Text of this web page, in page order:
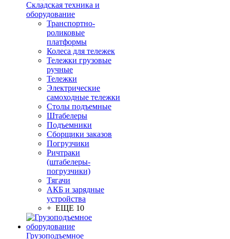
Складская техника и
оборудование
Транспортно-
роликовые
платформы
Колеса для тележек
Тележки грузовые
ручные
Тележки
Электрические
самоходные тележки
Столы подъемные
Штабелеры
Подъемники
Сборщики заказов
Погрузчики
Ричтраки
(штабелеры-
погрузчики)
Тягачи
АКБ и зарядные
устройства
+ ЕЩЕ 10
Грузоподъемное